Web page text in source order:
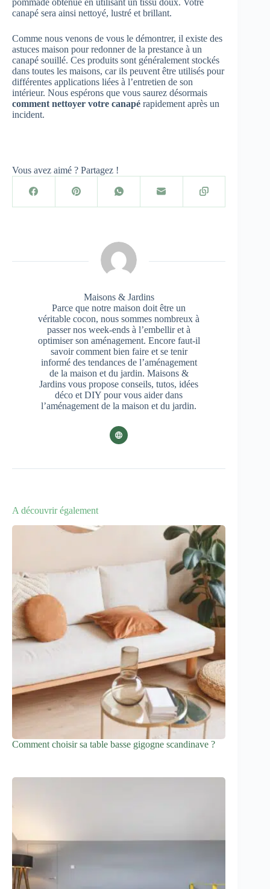
canapé sera ainsi nettoyé, lustré et brillant.
Comme nous venons de vous le démontrer, il existe des
astuces maison pour redonner de la prestance à un
canapé souillé. Ces produits sont généralement stockés
dans toutes les maisons, car ils peuvent être utilisés pour
différentes applications liées à l’entretien de son
intérieur. Nous espérons que vous saurez désormais
comment nettoyer votre canapé rapidement après un
incident.
Vous avez aimé ? Partagez !
Maisons & Jardins
Parce que notre maison doit être un
véritable cocon, nous sommes nombreux à
passer nos week-ends à l’embellir et à
optimiser son aménagement. Encore faut-il
savoir comment bien faire et se tenir
informé des tendances de l’aménagement
de la maison et du jardin. Maisons &
Jardins vous propose conseils, tutos, idées
déco et DIY pour vous aider dans
l’aménagement de la maison et du jardin.
A découvrir également
Comment choisir sa table basse gigogne scandinave ?